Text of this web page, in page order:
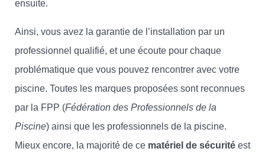
ensuite.
Ainsi, vous avez la garantie de l’installation par un
professionnel qualifié, et une écoute pour chaque
problématique que vous pouvez rencontrer avec votre
piscine. Toutes les marques proposées sont reconnues
par la FPP (Fédération des Professionnels de la
Piscine) ainsi que les professionnels de la piscine.
Mieux encore, la majorité de ce matériel de sécurité est